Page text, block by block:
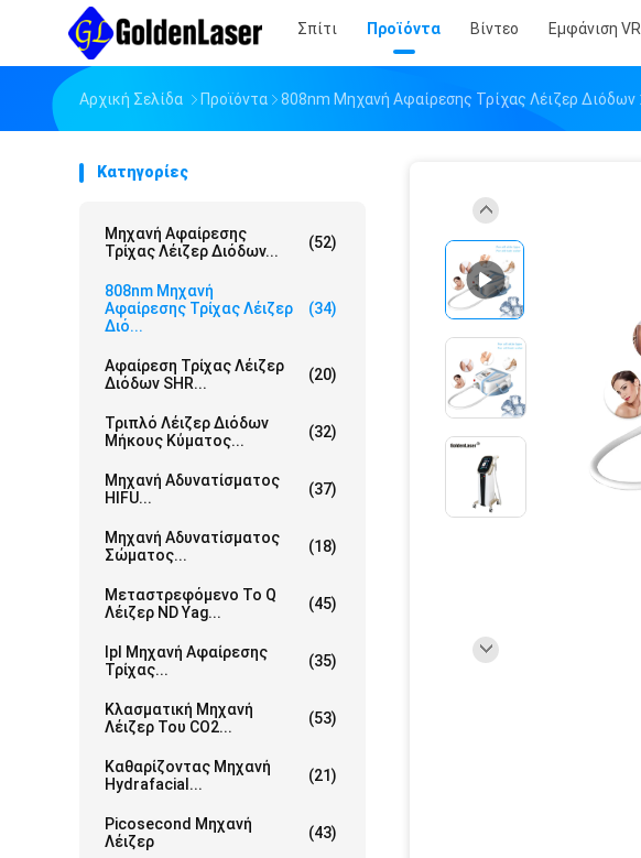
Σπίτι Προϊόντα Βίντεο Εμφάνιση VR
Αρχική Σελίδα Προϊόντα 808nm Μηχανή Αφαίρεσης Τρίχας Λέιζερ Διόδων
Κατηγορίες
Μηχανή Αφαίρεσης
Τρίχας Λέιζερ Διόδων...
(52)
808nm Μηχανή
Αφαίρεσης Τρίχας Λέιζερ
Διό...
(34)
Αφαίρεση Τρίχας Λέιζερ
Διόδων SHR...
(20)
Τριπλό Λέιζερ Διόδων
Μήκους Κύματος...
(32)
Μηχανή Αδυνατίσματος
HIFU...
(37)
Μηχανή Αδυνατίσματος
Σώματος...
(18)
Μεταστρεφόμενο Το Q
Λέιζερ ND Yag...
(45)
Ipl Μηχανή Αφαίρεσης
Τρίχας...
(35)
Κλασματική Μηχανή
Λέιζερ Του CO2...
(53)
Καθαρίζοντας Μηχανή
Hydrafacial...
(21)
Picosecond Μηχανή
Λέιζερ
(43)